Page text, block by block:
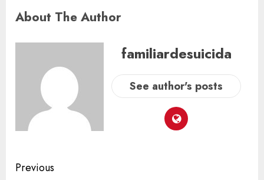
About The Author
familiardesuicida
See author's posts
Previous